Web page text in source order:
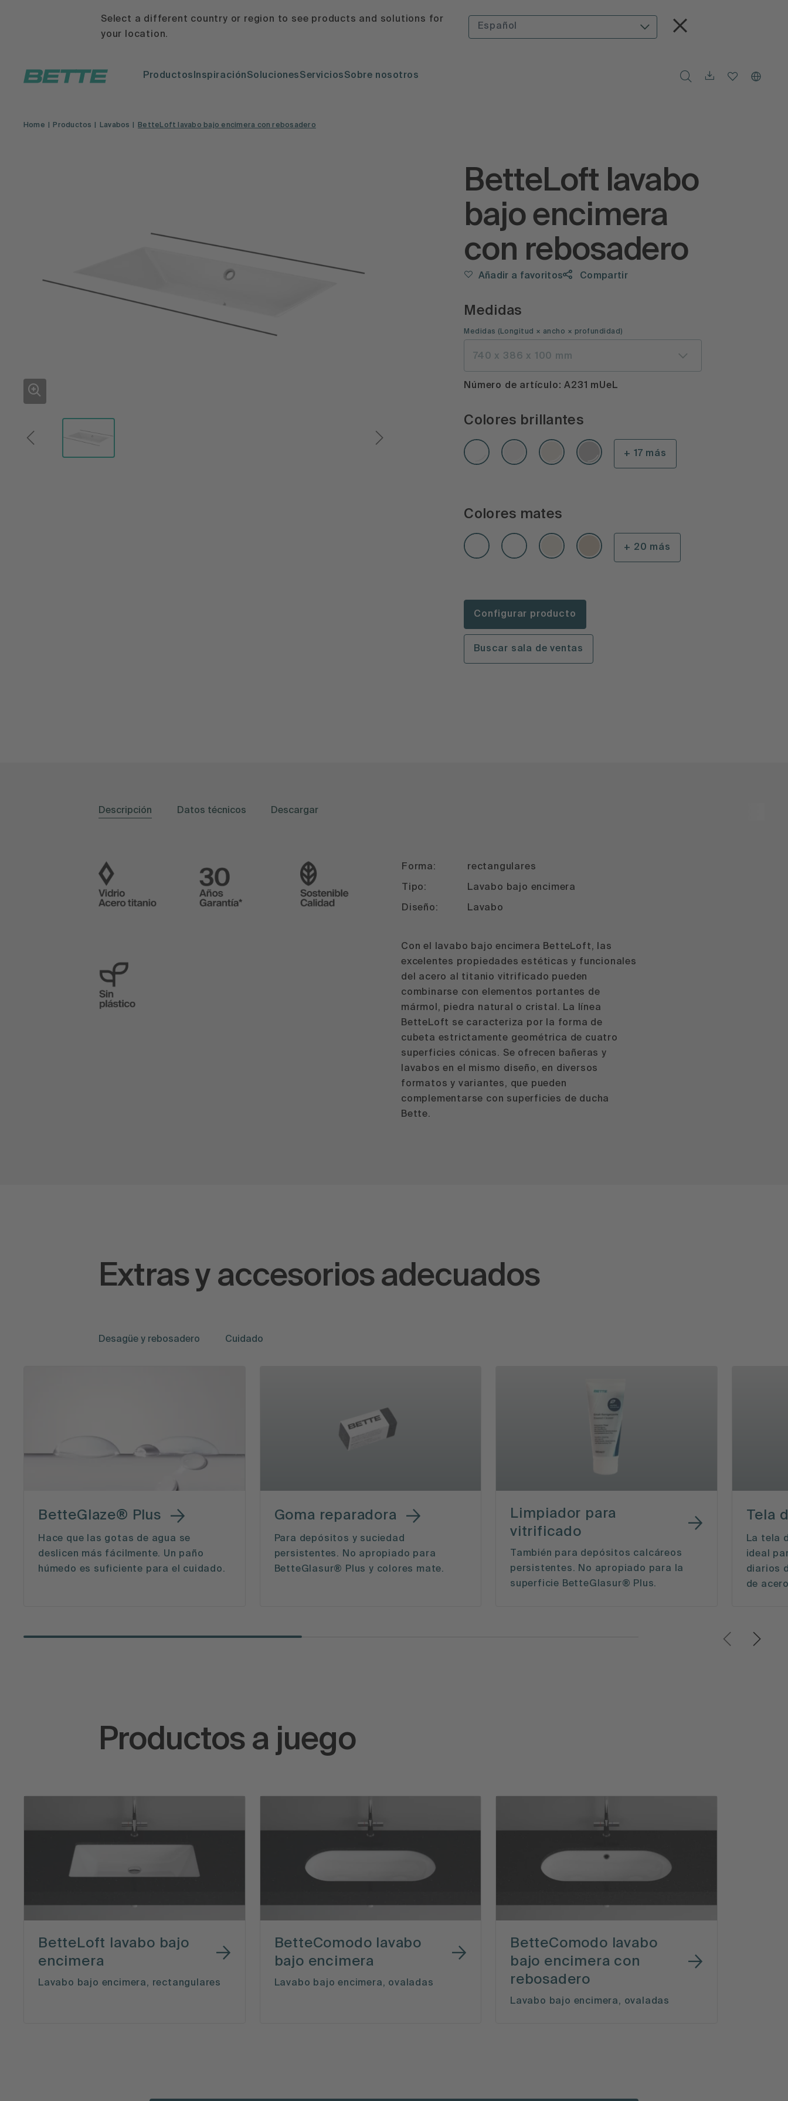
Select a different country or region to see products and solutions for
your location.
Español
ProductosInspiraciónSolucionesServiciosSobre nosotros
Home Productos Lavabos BetteLoft lavabo bajo encimera con rebosadero
BetteLoft lavabo
bajo encimera
con rebosadero
Añadir a favoritos Compartir
Medidas
Medidas ( Longitud × ancho × profundidad )
740 x 386 x 100 mm
Número de artículo: A231 mUeL
Colores brillantes
+ 17 más
Colores mates
+ 20 más
Configurar producto
Buscar sala de ventas
Descripción Datos técnicos Descargar
Forma: rectangulares
Tipo: Lavabo bajo encimera
Diseño: Lavabo
Con el lavabo bajo encimera BetteLoft, las
excelentes propiedades estéticas y funcionales
del acero al titanio vitrificado pueden
combinarse con elementos portantes de
mármol, piedra natural o cristal. La línea
BetteLoft se caracteriza por la forma de
cubeta estrictamente geométrica de cuatro
superficies cónicas. Se ofrecen bañeras y
lavabos en el mismo diseño, en diversos
formatos y variantes, que pueden
complementarse con superficies de ducha
Bette.
Extras y accesorios adecuados
Desagüe y rebosadero Cuidado
BetteGlaze® Plus
Hace que las gotas de agua se
deslicen más fácilmente. Un paño
húmedo es suficiente para el cuidado.
Goma reparadora
Para depósitos y suciedad
persistentes. No apropiado para
BetteGlasur® Plus y colores mate.
Limpiador para
vitrificado
También para depósitos calcáreos
persistentes. No apropiado para la
superficie BetteGlasur® Plus.
Tela
La tela
ideal
diarios
de
Productos a juego
BetteLoft lavabo bajo
encimera
Lavabo bajo encimera, rectangulares
BetteComodo lavabo
bajo encimera
Lavabo bajo encimera, ovaladas
BetteComodo lavabo
bajo encimera con
rebosadero
Lavabo bajo encimera, ovaladas